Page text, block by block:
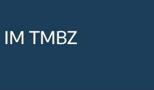
IM TMBZ